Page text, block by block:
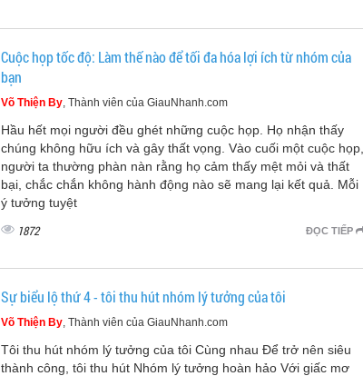
Cuộc họp tốc độ: Làm thế nào để tối đa hóa lợi ích từ nhóm của
bạn
Võ Thiện By, Thành viên của GiauNhanh.com
Hầu hết mọi người đều ghét những cuộc họp. Họ nhận thấy
chúng không hữu ích và gây thất vọng. Vào cuối một cuộc họp,
người ta thường phàn nàn rằng họ cảm thấy mệt mỏi và thất
bại, chắc chắn không hành động nào sẽ mang lại kết quả. Mỗi
ý tưởng tuyệt
ĐỌC TIẾP
1872
Sự biểu lộ thứ 4 - tôi thu hút nhóm lý tưởng của tôi
Võ Thiện By, Thành viên của GiauNhanh.com
Tôi thu hút nhóm lý tưởng của tôi Cùng nhau Để trở nên siêu
thành công, tôi thu hút Nhóm lý tưởng hoàn hảo Với giấc mơ